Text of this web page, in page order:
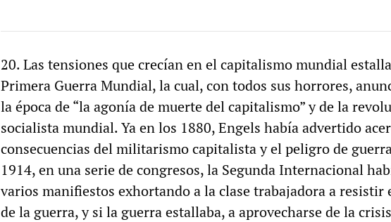
20. Las tensiones que crecían en el capitalismo mundial
Primera Guerra Mundial, la cual, con todos sus horrores,
la época de “la agonía de muerte del capitalismo” y de la
socialista mundial. Ya en los 1880, Engels había advertido
consecuencias del militarismo capitalista y el peligro de
1914, en una serie de congresos, la Segunda Internacional
varios manifiestos exhortando a la clase trabajadora a resistir
de la guerra, y si la guerra estallaba, a aprovecharse de la